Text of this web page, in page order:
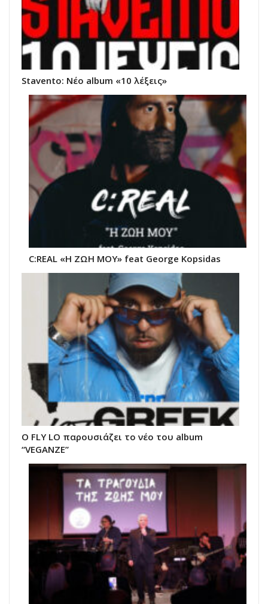
Stavento: Νέο album «10 λέξεις»
C:REAL «Η ΖΩΗ ΜΟΥ» feat George Kopsidas
Ο FLY LO παρουσιάζει το νέο του album
“VEGANZE”